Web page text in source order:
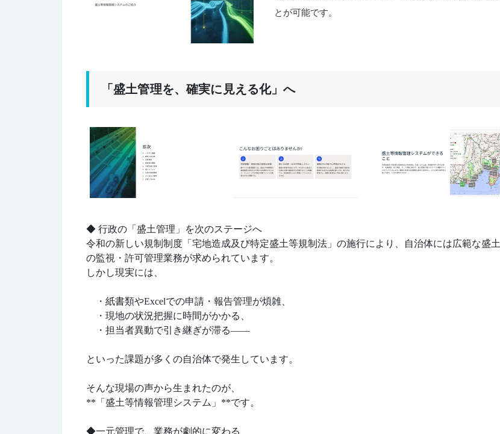
とが可能です。
「盛土管理を、確実に見える化」へ
◆ 行政の「盛土管理」を次のステージへ
令和の新しい規制制度「宅地造成及び特定盛土等規制法」の施行により、自治体には広範な盛土
の監視・許可管理業務が求められています。
しかし現実には、
・紙書類やExcelでの申請・報告管理が煩雑、
・現地の状況把握に時間がかかる、
・担当者異動で引き継ぎが滞る——
といった課題が多くの自治体で発生しています。
そんな現場の声から生まれたのが、
**「盛土等情報管理システム」**です。
◆一元管理で、業務が劇的に変わる